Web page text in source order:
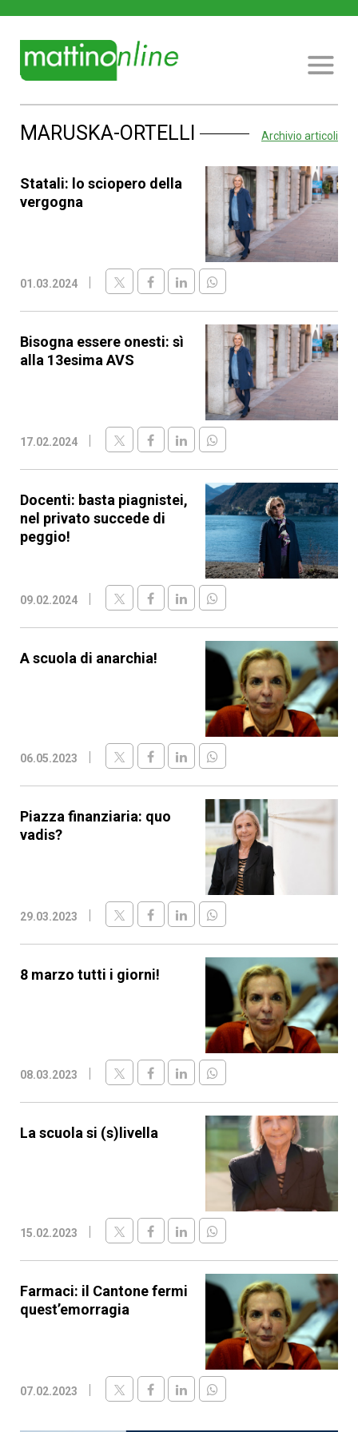
MARUSKA-ORTELLI Archivio articoli
Statali: lo sciopero della
vergogna
01.03.2024
Bisogna essere onesti: sì
alla 13esima AVS
17.02.2024
Docenti: basta piagnistei,
nel privato succede di
peggio!
09.02.2024
A scuola di anarchia!
06.05.2023
Piazza finanziaria: quo
vadis?
29.03.2023
8 marzo tutti i giorni!
08.03.2023
La scuola si (s)livella
15.02.2023
Farmaci: il Cantone fermi
quest’emorragia
07.02.2023